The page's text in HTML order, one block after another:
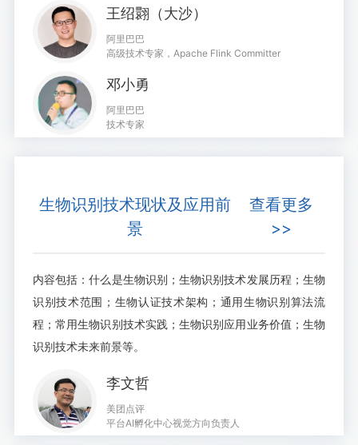
王绍翾（大沙）
阿里巴巴
高级技术专家，Apache Flink Committer
邓小勇
阿里巴巴
技术专家
生物识别技术现状及应用前
景
查看更多
>>
内容包括：什么是生物识别；生物识别技术发展历程；生物
识别技术范围；生物认证技术架构；通用生物识别算法流
程；常用生物识别技术实践；生物识别应用业务价值；生物
识别技术未来前景等。
李文哲
美团点评
平台AI孵化中心视觉方向负责人